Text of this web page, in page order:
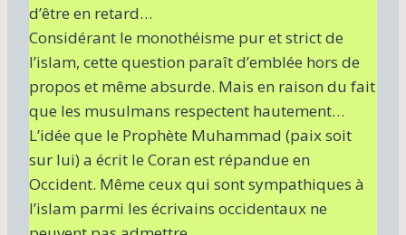
d’être en retard…
Considérant le monothéisme pur et strict de
l’islam, cette question paraît d’emblée hors de
propos et même absurde. Mais en raison du fait
que les musulmans respectent hautement…
L’idée que le Prophète Muhammad (paix soit
sur lui) a écrit le Coran est répandue en
Occident. Même ceux qui sont sympathiques à
l’islam parmi les écrivains occidentaux ne